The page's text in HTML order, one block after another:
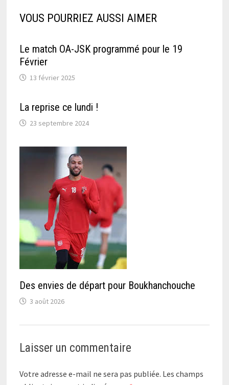
VOUS POURRIEZ AUSSI AIMER
Le match OA-JSK programmé pour le 19
Février
13 février 2025
La reprise ce lundi !
23 septembre 2024
Des envies de départ pour Boukhanchouche
3 août 2026
Laisser un commentaire
Votre adresse e-mail ne sera pas publiée. Les champs